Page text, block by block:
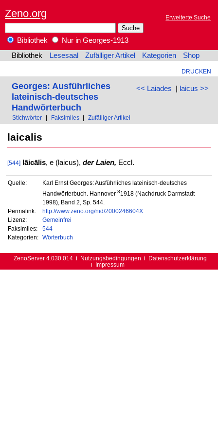
Zeno.org Erweiterte Suche
Bibliothek
Nur in Georges-1913
Bibliothek
Lesesaal Zufälliger Artikel Kategorien Shop
DRUCKEN
<< Laiades | laicus >>
Georges: Ausführliches
lateinisch-deutsches
Handwörterbuch
Stichwörter Faksimiles Zufälliger Artikel
laicalis
[544] lāicālis, e (laicus), der Laien, Eccl.
Quelle:
Karl Ernst Georges: Ausführliches lateinisch-deutsches
Handwörterbuch. Hannover 81918 (Nachdruck Darmstadt
1998), Band 2, Sp. 544.
Permalink:
http://www.zeno.org/nid/2000246604X
Lizenz:
Gemeinfrei
Faksimiles:
544
Kategorien:
Wörterbuch
ZenoServer 4.030.014 Nutzungsbedingungen
Datenschutzerklärung
Impressum